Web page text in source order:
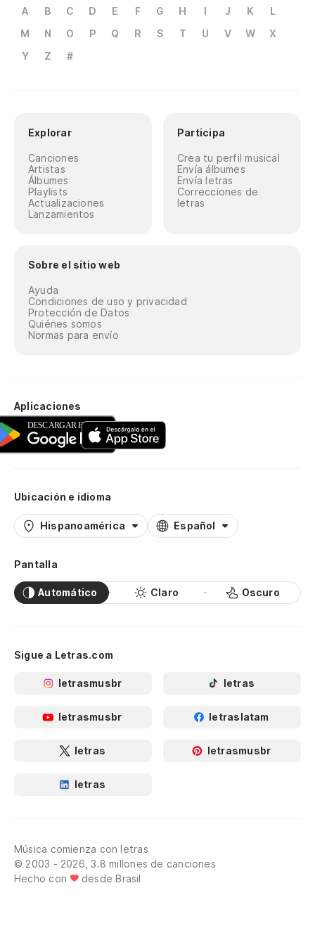
A B C D E F G H I J K
L
M
N O P Q R S T U V W
X
Y
Z #
Explorar
Canciones
Artistas
Álbumes
Playlists
Actualizaciones
Lanzamientos
Participa
Crea tu perfil musical
Envía álbumes
Envía letras
Correcciones de
letras
Sobre el sitio web
Ayuda
Condiciones de uso y privacidad
Protección de Datos
Quiénes somos
Normas para envío
Aplicaciones
Ubicación e idioma
Hispanoamérica Español
Pantalla
Automático Claro Oscuro
Sigue a Letras.com
letrasmusbr letras
letrasmusbr letraslatam
letras letrasmusbr
letras
Música comienza con letras
© 2003 - 2026, 3.8 millones de canciones
Hecho con
desde Brasil